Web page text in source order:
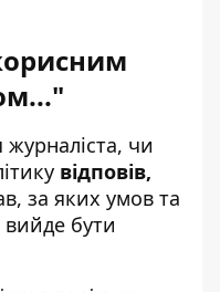
чи
відповів,
за яких умов та
бути